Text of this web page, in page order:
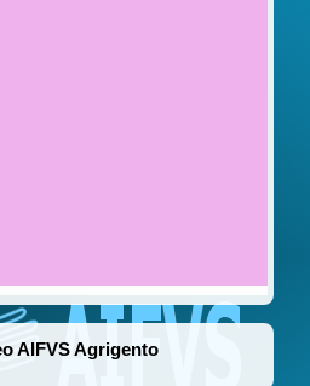
AIFVS Agrigento